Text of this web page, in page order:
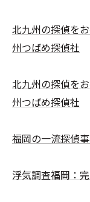
北九州の探偵を
州つばめ探偵社
北九州の探偵を
州つばめ探偵社
福岡の一流探偵
浮気調査福岡：